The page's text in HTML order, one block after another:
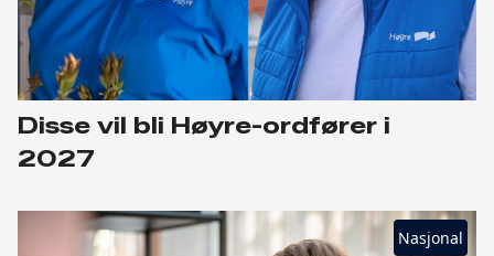
Disse vil bli Høyre-ordfører i
2027
Nasjonal